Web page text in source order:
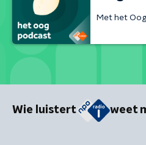
Met het
Wie luistert weet